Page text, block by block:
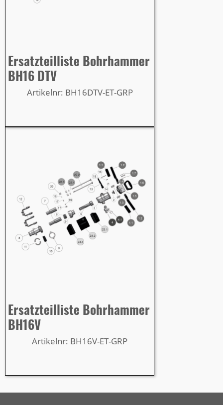
Ersatzteilliste Bohrhammer
BH16 DTV
Artikelnr: BH16DTV-ET-GRP
Ersatzteilliste Bohrhammer
BH16V
Artikelnr: BH16V-ET-GRP